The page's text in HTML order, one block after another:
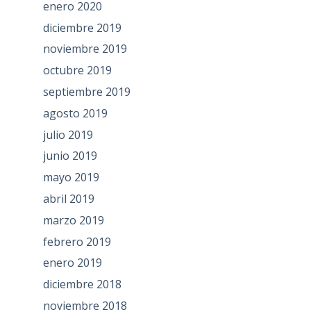
enero 2020
diciembre 2019
noviembre 2019
octubre 2019
septiembre 2019
agosto 2019
julio 2019
junio 2019
mayo 2019
abril 2019
marzo 2019
febrero 2019
enero 2019
diciembre 2018
noviembre 2018